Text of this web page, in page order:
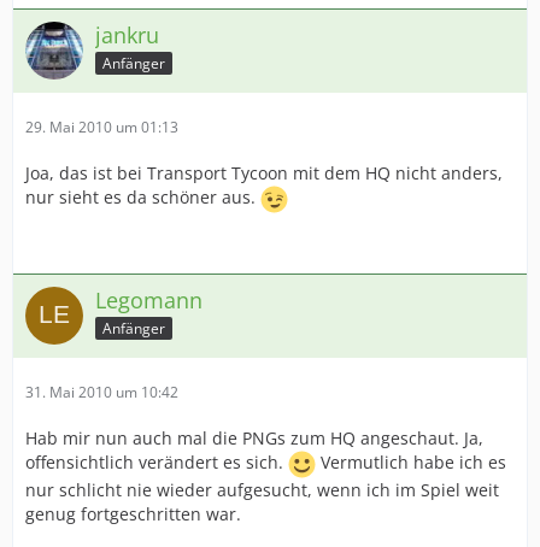
jankru
Anfänger
29. Mai 2010 um 01:13
Joa, das ist bei Transport Tycoon mit dem HQ nicht anders,
nur sieht es da schöner aus.
Legomann
Anfänger
31. Mai 2010 um 10:42
Hab mir nun auch mal die PNGs zum HQ angeschaut. Ja,
offensichtlich verändert es sich.
Vermutlich habe ich es
nur schlicht nie wieder aufgesucht, wenn ich im Spiel weit
genug fortgeschritten war.